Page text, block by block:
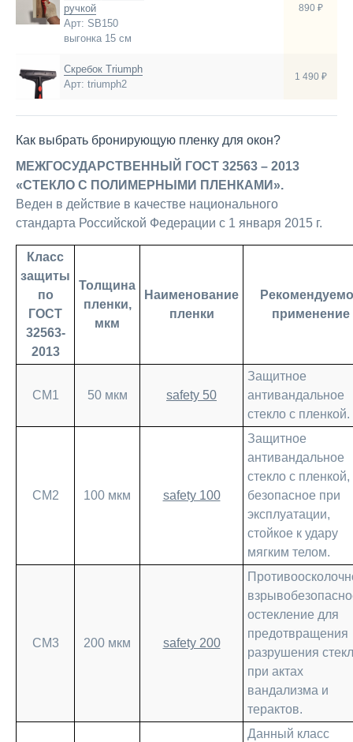
ручкой
Арт: SB150
выгонка 15 см
890 ₽
Скребок Triumph
Арт: triumph2
1 490 ₽
Как выбрать бронирующую пленку для окон?
МЕЖГОСУДАРСТВЕННЫЙ ГОСТ 32563 – 2013
«СТЕКЛО С ПОЛИМЕРНЫМИ ПЛЕНКАМИ».
Веден в действие в качестве национального
стандарта Российской Федерации с 1 января 2015 г.
Класс
защиты
по
ГОСТ
32563-
2013
Толщина
пленки,
мкм
Наименование
пленки
применение
СМ1 50 мкм safety 50
Защитное
антивандальное
стекло с пленкой.
СМ2 100 мкм safety 100
Защитное
антивандальное
стекло с пленкой,
безопасное при
эксплуатации,
стойкое к удару
мягким телом.
СМ3 200 мкм safety 200
остекление для
предотвращения
разрушения
при актах
вандализма и
терактов.
Данный класс